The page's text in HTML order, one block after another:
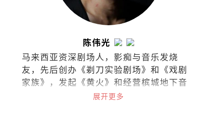
陈伟光
马来西亚资深剧场人，影痴与音乐发烧
友，先后创办《剃刀实验剧场》和《戏剧
家族》，发起《黄火》和经营槟城地下音
乐基地Soundmaker。曾任职槟城光明日
展开更多